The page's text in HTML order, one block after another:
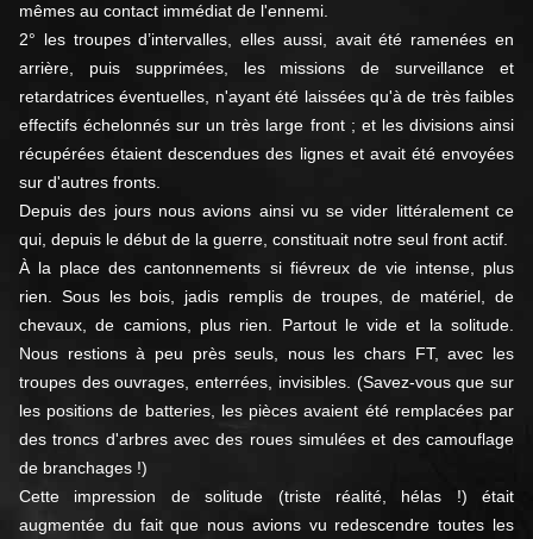
mêmes au contact immédiat de l'ennemi.
2° les troupes d’intervalles, elles aussi, avait été ramenées en
arrière, puis supprimées, les missions de surveillance et
retardatrices éventuelles, n'ayant été laissées qu'à de très faibles
effectifs échelonnés sur un très large front ; et les divisions ainsi
récupérées étaient descendues des lignes et avait été envoyées
sur d'autres fronts.
Depuis des jours nous avions ainsi vu se vider littéralement ce
qui, depuis le début de la guerre, constituait notre seul front actif.
À la place des cantonnements si fiévreux de vie intense, plus
rien. Sous les bois, jadis remplis de troupes, de matériel, de
chevaux, de camions, plus rien. Partout le vide et la solitude.
Nous restions à peu près seuls, nous les chars FT, avec les
troupes des ouvrages, enterrées, invisibles. (Savez-vous que sur
les positions de batteries, les pièces avaient été remplacées par
des troncs d'arbres avec des roues simulées et des camouflage
de branchages !)
Cette impression de solitude (triste réalité, hélas !) était
augmentée du fait que nous avions vu redescendre toutes les